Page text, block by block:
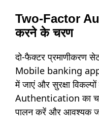
Two-Factor
करने के चरण
दो-फैक्टर प्रमाणीकरण
Mobile banking
में जाएं और सुरक्षा
Authentication का
पालन करें और आवश्यक